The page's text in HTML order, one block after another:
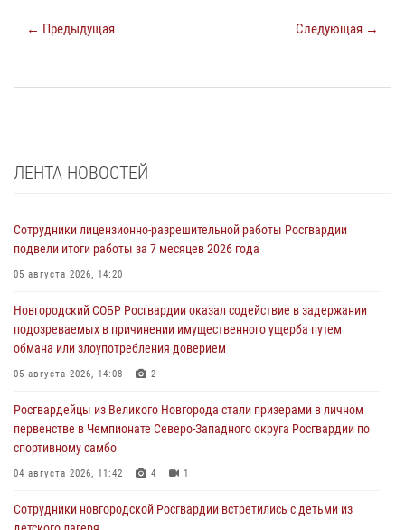
← Предыдущая Следующая →
ЛЕНТА НОВОСТЕЙ
Сотрудники лицензионно-разрешительной работы Росгвардии
подвели итоги работы за 7 месяцев 2026 года
05 августа 2026, 14:20
Новгородский СОБР Росгвардии оказал содействие в задержании
подозреваемых в причинении имущественного ущерба путем
обмана или злоупотребления доверием
05 августа 2026, 14:08 2
Росгвардейцы из Великого Новгорода стали призерами в личном
первенстве в Чемпионате Северо-Западного округа Росгвардии по
спортивному самбо
04 августа 2026, 11:42 4 1
Сотрудники новгородской Росгвардии встретились с детьми из